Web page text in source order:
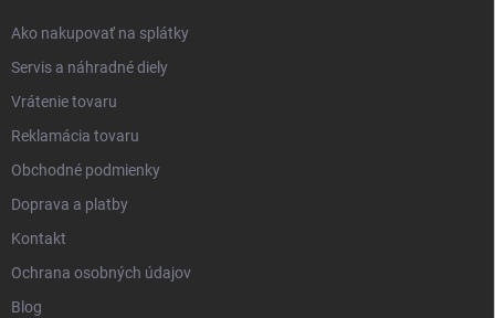
Ako nakupovať na splátky
Servis a náhradné diely
Vrátenie tovaru
Reklamácia tovaru
Obchodné podmienky
Doprava a platby
Kontakt
Ochrana osobných údajov
Blog